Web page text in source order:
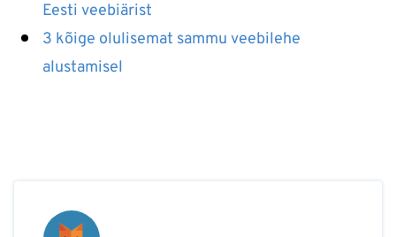
Eesti veebiärist
3 kõige olulisemat sammu veebilehe
alustamisel